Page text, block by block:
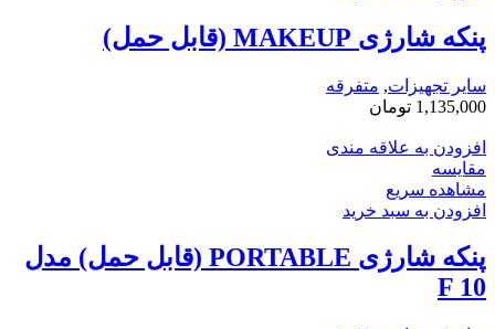
پنکه شارژی MAKEUP (قابل حمل)
سایر تجهیزات, متفرقه
1,135,000 تومان
افزودن به علاقه مندی
مقایسه
مشاهده سریع
افزودن به سبد خرید
پنکه شارژی PORTABLE (قابل حمل) مدل
F 10